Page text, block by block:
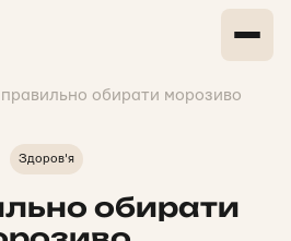
обирати морозиво
Здоров'я
обирати